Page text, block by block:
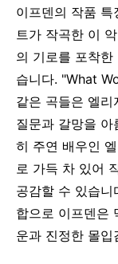
이프덴의 작품
트가 작곡한 이
의 기로를 포착
습니다. "What
같은 곡들은 엘
질문과 갈망을
히 주연 배우인
로 가득 차 있어
공감할 수 있습
합으로 이프덴은
운과 진정한 몰입